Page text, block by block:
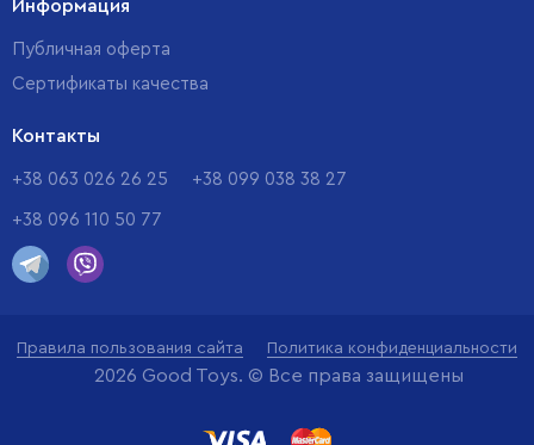
Информация
Публичная оферта
Сертификаты качества
Контакты
+38 063 026 26 25 +38 099 038 38 27
+38 096 110 50 77
Правила пользования сайта Политика конфиденциальности
2026 Good Toys. © Все права защищены